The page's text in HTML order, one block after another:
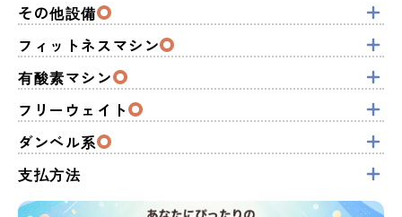
その他設備
フィットネスマシン
有酸素マシン
フリーウェイト
ダンベル系
支払方法